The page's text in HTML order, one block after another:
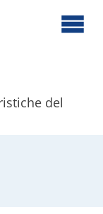
del